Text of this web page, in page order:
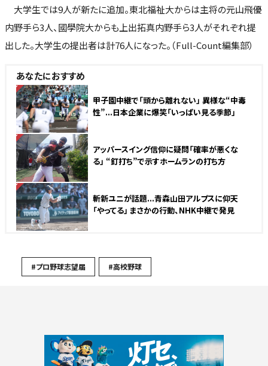
大学生では9人が新たに追加。東北福祉大からは主将の元山飛優
内野手ら3人、國學院大からも上出拓真内野手ら3人がそれぞれ提
出した。大学生の提出者は計76人になった。（Full-Count編集部）
あなたにおすすめ
NEW
甲子園中継で「頭から離れない」 異様な“中毒
性”...日本企業に爆笑「いっぱい見る季節」
NEW
アッパースイング信仰に疑問「確率が悪くな
る」 “釘打ち”で示すホームランの打ち方
NEW
斬新ユニが話題...青森山田アルプスに仰天
「やってる」 まさかの行動、NHK中継で発見
#プロ野球志望届 #高校野球